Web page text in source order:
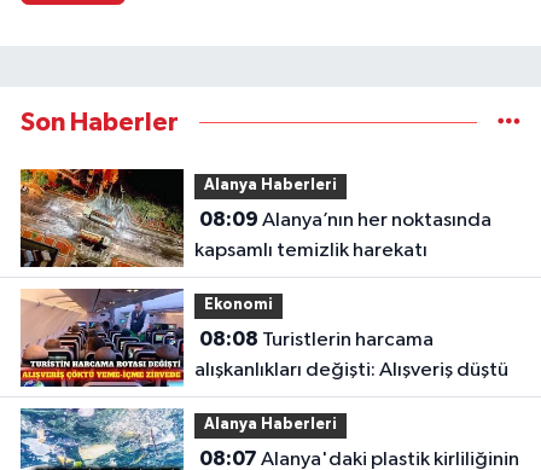
Son Haberler
Alanya Haberleri
08:09
kapsamlı temizlik harekatı
Ekonomi
08:08
alışkanlıkları değişti: Alışveriş düştü
Alanya Haberleri
08:07